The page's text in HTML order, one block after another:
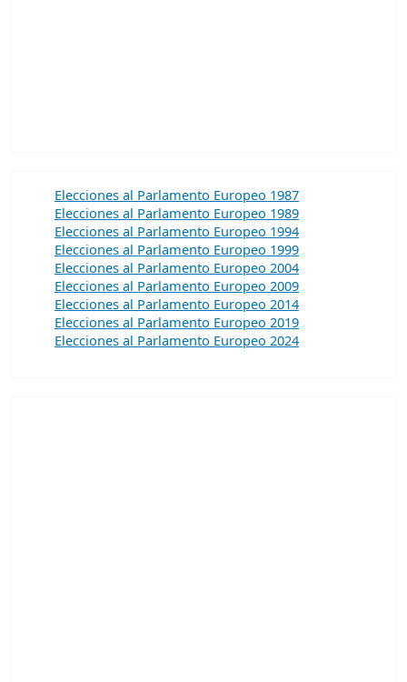
Elecciones al Parlamento Europeo 1987
Elecciones al Parlamento Europeo 1989
Elecciones al Parlamento Europeo 1994
Elecciones al Parlamento Europeo 1999
Elecciones al Parlamento Europeo 2004
Elecciones al Parlamento Europeo 2009
Elecciones al Parlamento Europeo 2014
Elecciones al Parlamento Europeo 2019
Elecciones al Parlamento Europeo 2024